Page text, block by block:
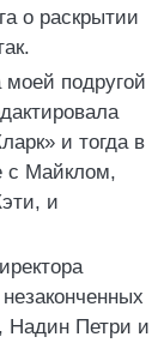
о раскрытии
подругой
и тогда в
с Майклом,
и
Надин Петри и